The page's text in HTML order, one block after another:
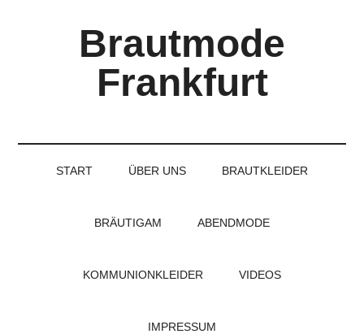
Brautmode
Frankfurt
START ÜBER UNS BRAUTKLEIDER
BRÄUTIGAM ABENDMODE
KOMMUNIONKLEIDER VIDEOS
IMPRESSUM